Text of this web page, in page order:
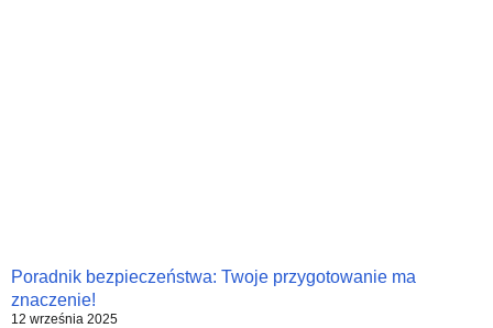
Poradnik bezpieczeństwa: Twoje przygotowanie ma
znaczenie!
12 września 2025